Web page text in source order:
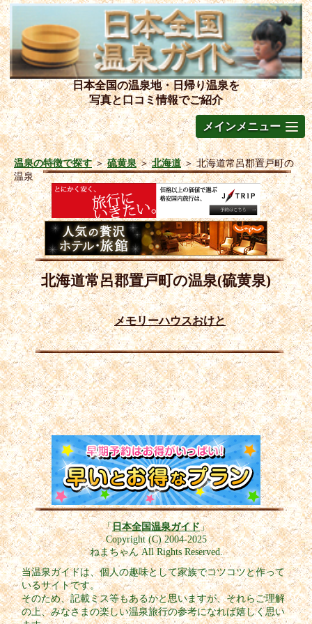
日本全国の温泉地・日帰り温泉を
写真と口コミ情報でご紹介
メインメニュー
温泉の特徴で探す＞硫黄泉＞北海道＞北海道常呂郡置戸町の
温泉
北海道常呂郡置戸町の温泉(硫黄泉)
メモリーハウスおけと
「日本全国温泉ガイド」
Copyright (C) 2004-2025
ねまちゃん All Rights Reserved.
当温泉ガイドは、個人の趣味として家族でコツコツと作って
いるサイトです。
そのため、記載ミス等もあるかと思いますが、それらご理解
の上、みなさまの楽しい温泉旅行の参考になれば嬉しく思い